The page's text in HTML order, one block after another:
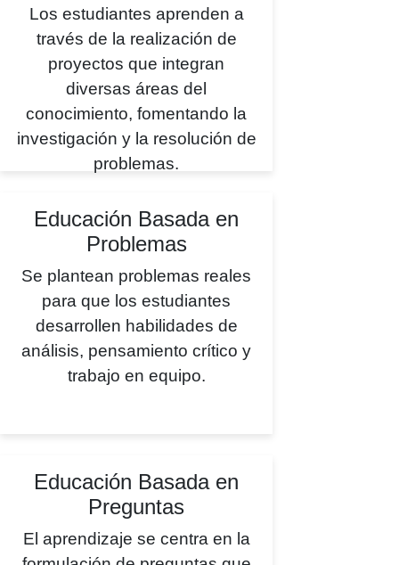
Los estudiantes aprenden a
través de la realización de
proyectos que integran
diversas áreas del
conocimiento, fomentando la
investigación y la resolución de
problemas.
Educación Basada en
Problemas
Se plantean problemas reales
para que los estudiantes
desarrollen habilidades de
análisis, pensamiento crítico y
trabajo en equipo.
Educación Basada en
Preguntas
El aprendizaje se centra en la